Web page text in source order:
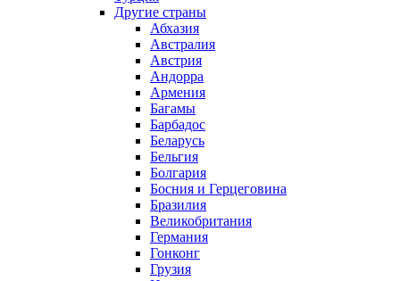
Другие страны
Абхазия
Австралия
Австрия
Андорра
Армения
Багамы
Барбадос
Беларусь
Бельгия
Болгария
Босния и Герцеговина
Бразилия
Великобритания
Германия
Гонконг
Грузия